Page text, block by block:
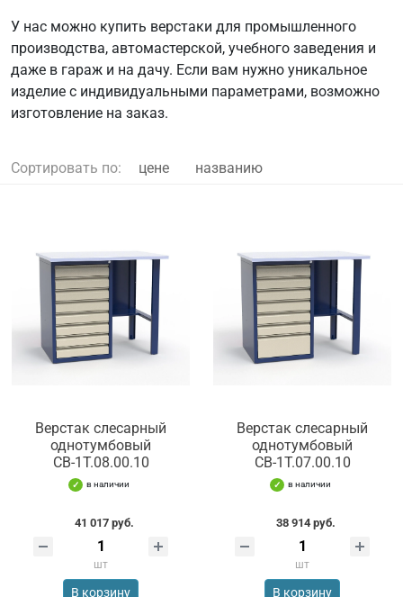
У нас можно купить верстаки для промышленного
производства, автомастерской, учебного заведения и
даже в гараж и на дачу. Если вам нужно уникальное
изделие с индивидуальными параметрами, возможно
изготовление на заказ.
Сортировать по: цене названию
Верстак слесарный
однотумбовый
СВ-1Т.08.00.10
в наличии
41 017 руб.
шт
В корзину
Верстак слесарный
однотумбовый
СВ-1Т.07.00.10
в наличии
38 914 руб.
шт
В корзину